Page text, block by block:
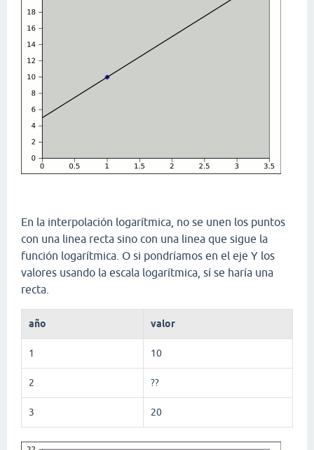
En la interpolación logarítmica, no se unen los puntos
con una linea recta sino con una linea que sigue la
función logarítmica. O si pondríamos en el eje Y los
valores usando la escala logarítmica, sí se haría una
recta.
año valor
1 10
2 ??
3 20